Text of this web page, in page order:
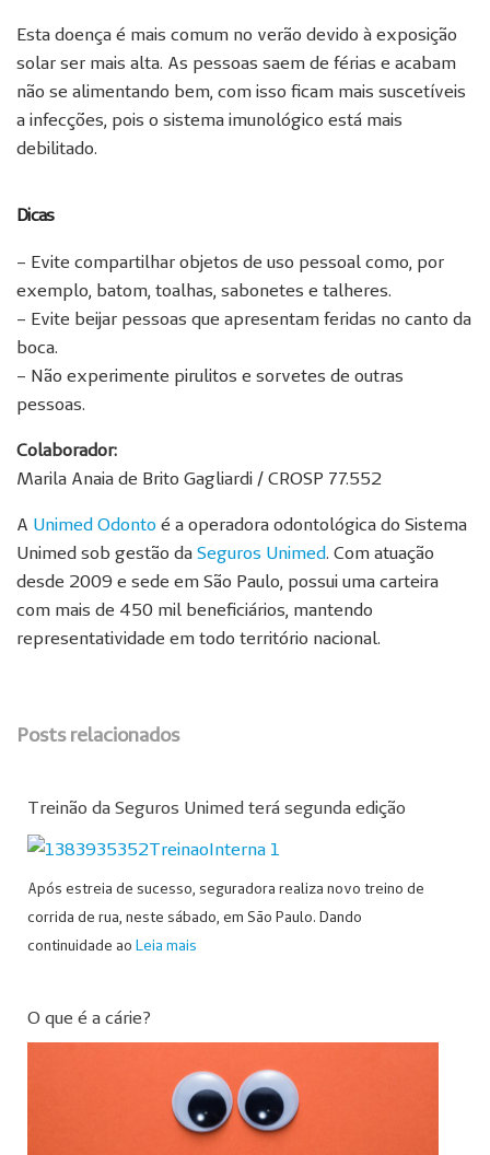
Esta doença é mais comum no verão devido à exposição
solar ser mais alta. As pessoas saem de férias e acabam
não se alimentando bem, com isso ficam mais suscetíveis
a infecções, pois o sistema imunológico está mais
debilitado.
Dicas
– Evite compartilhar objetos de uso pessoal como, por
exemplo, batom, toalhas, sabonetes e talheres.
– Evite beijar pessoas que apresentam feridas no canto da
boca.
– Não experimente pirulitos e sorvetes de outras
pessoas.
Colaborador:
Marila Anaia de Brito Gagliardi / CROSP 77.552
A Unimed Odonto é a operadora odontológica do Sistema
Unimed sob gestão da Seguros Unimed. Com atuação
desde 2009 e sede em São Paulo, possui uma carteira
com mais de 450 mil beneficiários, mantendo
representatividade em todo território nacional.
Posts relacionados
Treinão da Seguros Unimed terá segunda edição
Após estreia de sucesso, seguradora realiza novo treino de
corrida de rua, neste sábado, em São Paulo. Dando
continuidade ao Leia mais
O que é a cárie?